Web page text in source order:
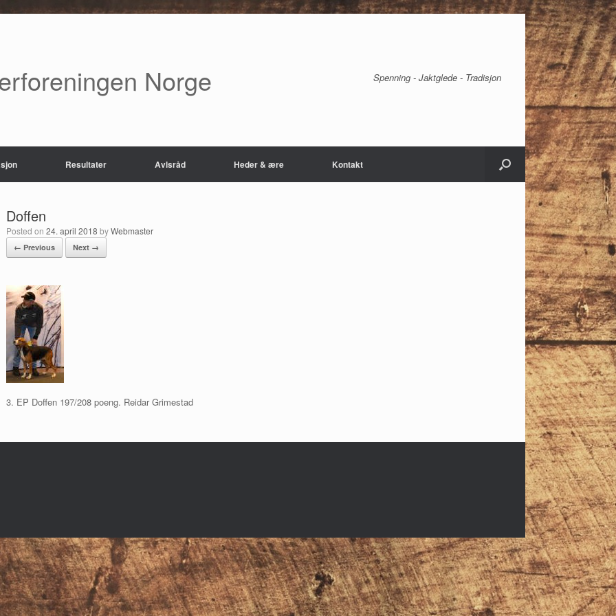
Norge Spenning - Jaktglede - Tradisjon
Resultater Avlsråd Heder & ære Kontakt
Doffen
Posted on24. april 2018 byWebmaster
← Previous Next →
3. EP Doffen 197/208 poeng. Reidar Grimestad